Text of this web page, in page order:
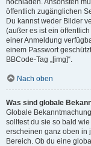
hochladen. Ansonsten
öffentlich zugänglichen
Du kannst weder Bilder
(außer es ist ein
einer Anmeldung
einem Passwort
BBCode-Tag „[img]“.
Nach oben
Was sind globale
Globale
solltest du sie so bald
erscheinen ganz oben in
Bereich. Ob du eine